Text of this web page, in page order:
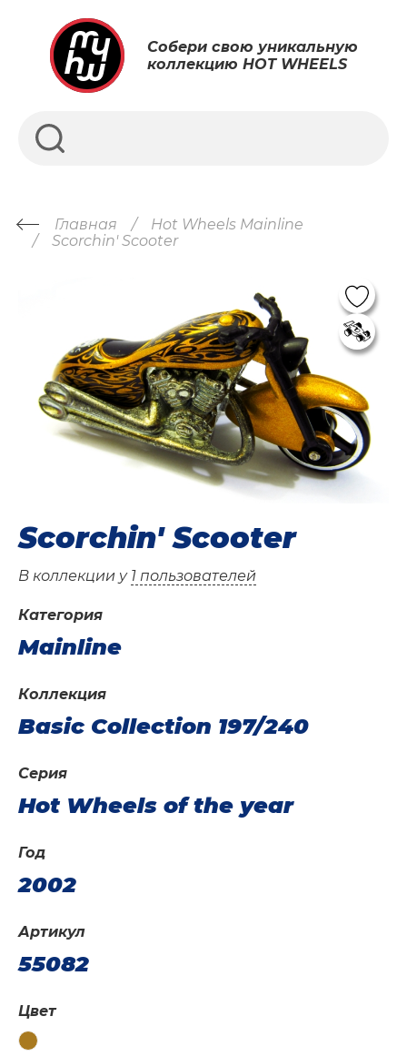
Собери свою уникальную
коллекцию HOT WHEELS
Главная
Hot Wheels Mainline
Scorchin' Scooter
Scorchin' Scooter
В коллекции у 1 пользователей
Категория
Mainline
Год
2002
Коллекция
Basic Collection 197/240
Артикул
55082
Серия
Hot Wheels of the year
Цвет